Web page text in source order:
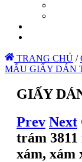
TRANG CHỦ /
MẪU GIẤY DÁN
GIẤY
Prev Next
trám 3811
xám, xám